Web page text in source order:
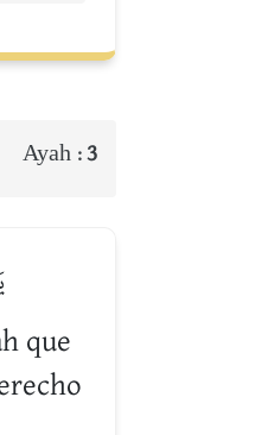
Ayah :3
que